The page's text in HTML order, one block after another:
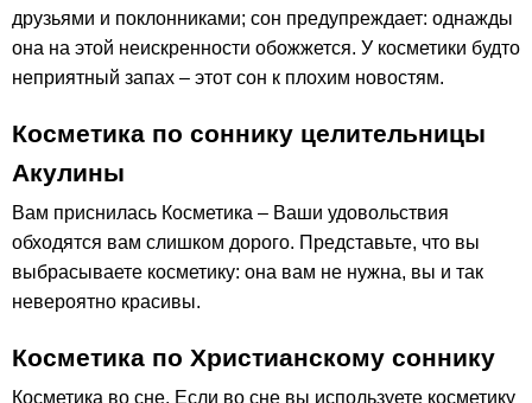
друзьями и поклонниками; сон предупреждает: однажды
она на этой неискренности обожжется. У косметики будто
неприятный запах – этот сон к плохим новостям.
Косметика по соннику целительницы
Акулины
Вам приснилась Косметика – Ваши удовольствия
обходятся вам слишком дорого. Представьте, что вы
выбрасываете косметику: она вам не нужна, вы и так
невероятно красивы.
Косметика по Христианскому соннику
Косметика во сне. Если во сне вы используете косметику